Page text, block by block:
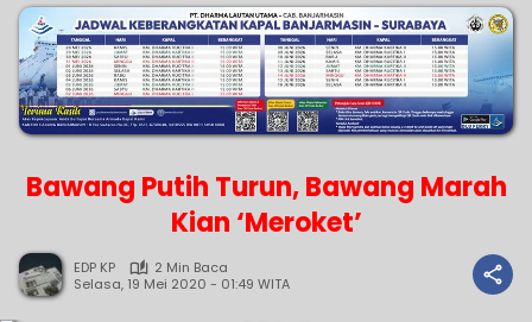
Bawang Putih Turun, Bawang Marah
Kian ‘Meroket’
EDP KP
2 Min Baca
Selasa, 19 Mei 2020 - 01:49 WITA